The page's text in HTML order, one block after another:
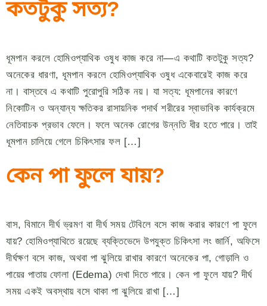
কতটুকু সত্য?
ধূমপান করলে হোমিওপ্যাথিক ওষুধ কাজ করে না—এ কথাটি কতটুকু সত্য?
অনেকের ধারণা, ধূমপান করলে হোমিওপ্যাথিক ওষুধ একেবারেই কাজ করে
না। বাস্তবে এ কথাটি পুরোপুরি সঠিক নয়। যা সত্য: ধূমপানের কারণে
নিকোটিন ও অন্যান্য ক্ষতিকর রাসায়নিক পদার্থ শরীরের স্বাভাবিক কার্যক্রমে
নেতিবাচক প্রভাব ফেলে। ফলে অনেক রোগের উন্নতি ধীর হতে পারে। তাই
ধূমপান চালিয়ে গেলে চিকিৎসার ফল […]
কেন পা ফুলে যায়?
বাস, বিমানে দীর্ঘ ভ্রমণ বা দীর্ঘ সময় টেবিলে বসে কাজ করার কারণে পা ফুলে
যায়? হোমিওপ্যাথিতে রয়েছে ব্যক্তিভেদে উপযুক্ত চিকিৎসা লং জার্নি, অফিসে
দীর্ঘক্ষণ বসে কাজ, অথবা পা ঝুলিয়ে রাখার কারণে অনেকের পা, গোড়ালি ও
পায়ের পাতায় ফোলা (Edema) দেখা দিতে পারে। কেন পা ফুলে যায়? দীর্ঘ
সময় একই অবস্থায় বসে থাকা পা ঝুলিয়ে রাখা […]